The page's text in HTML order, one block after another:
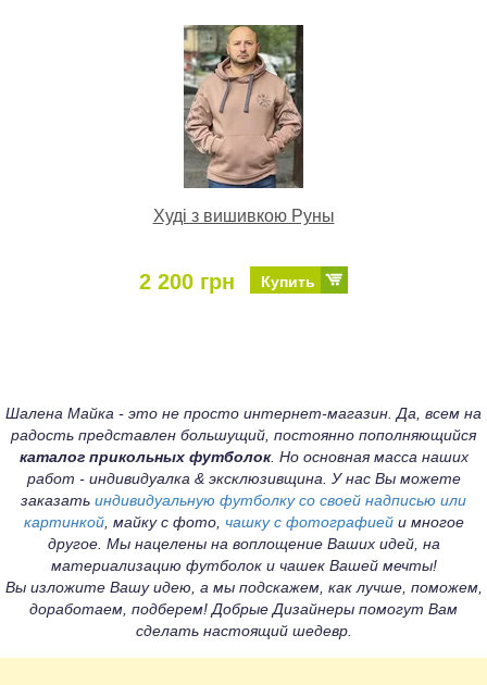
Худі з вишивкою Руны
2 200 грн Купить
Шалена Майка - это не просто интернет-магазин. Да, всем на
радость представлен большущий, постоянно пополняющийся
каталог прикольных футболок. Но основная масса наших
работ - индивидуалка & эксклюзивщина. У нас Вы можете
заказать индивидуальную футболку со своей надписью или
картинкой, майку с фото, чашку с фотографиейи многое
другое. Мы нацелены на воплощение Ваших идей, на
материализацию футболок и чашек Вашей мечты!
Вы изложите Вашу идею, а мы подскажем, как лучше, поможем,
доработаем, подберем! Добрые Дизайнеры помогут Вам
сделать настоящий шедевр.